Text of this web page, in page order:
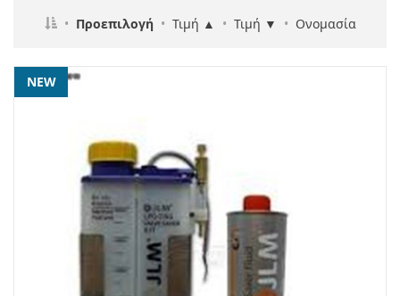
• Προεπιλογή• Τιμή ▲ • Τιμή ▼ • Ονομασία
NEW